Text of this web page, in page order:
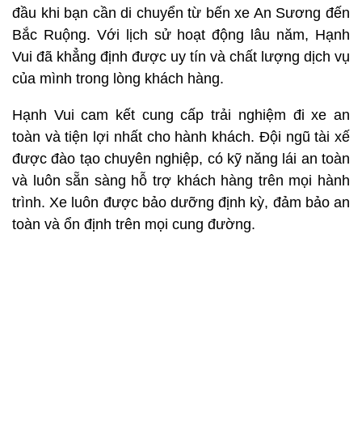
đầu khi bạn cần di chuyển từ bến xe An Sương đến
Bắc Ruộng. Với lịch sử hoạt động lâu năm, Hạnh
Vui đã khẳng định được uy tín và chất lượng dịch vụ
của mình trong lòng khách hàng.
Hạnh Vui cam kết cung cấp trải nghiệm đi xe an
toàn và tiện lợi nhất cho hành khách. Đội ngũ tài xế
được đào tạo chuyên nghiệp, có kỹ năng lái an toàn
và luôn sẵn sàng hỗ trợ khách hàng trên mọi hành
trình. Xe luôn được bảo dưỡng định kỳ, đảm bảo an
toàn và ổn định trên mọi cung đường.